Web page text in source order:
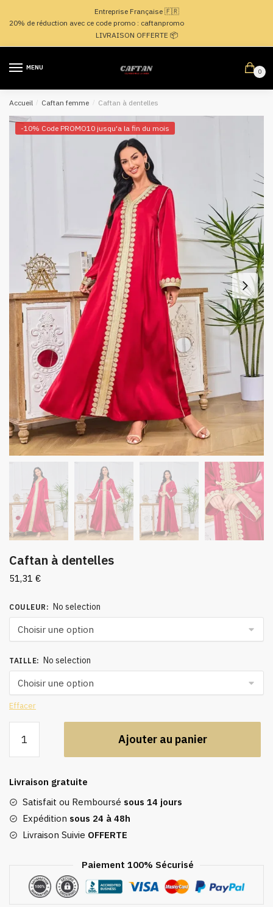
navigation
Entreprise Française 🇫🇷
20% de réduction avec ce code promo : caftanpromo
LIVRAISON OFFERTE 📦
MENU
0
Accueil / Caftan femme / Caftan à dentelles
-10% Code PROMO10 jusqu'a la fin du mois
Caftan à dentelles
51,31 €
COULEUR : No selection
TAILLE: No selection
Effacer
Caftan
dentelles
Ajouter au panier
Livraison gratuite
Satisfait ou Remboursé sous 14 jours
Expédition sous 24 à 48h
Livraison Suivie OFFERTE
Paiement 100% Sécurisé